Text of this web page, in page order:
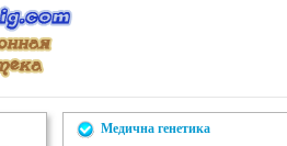
Медична генетика